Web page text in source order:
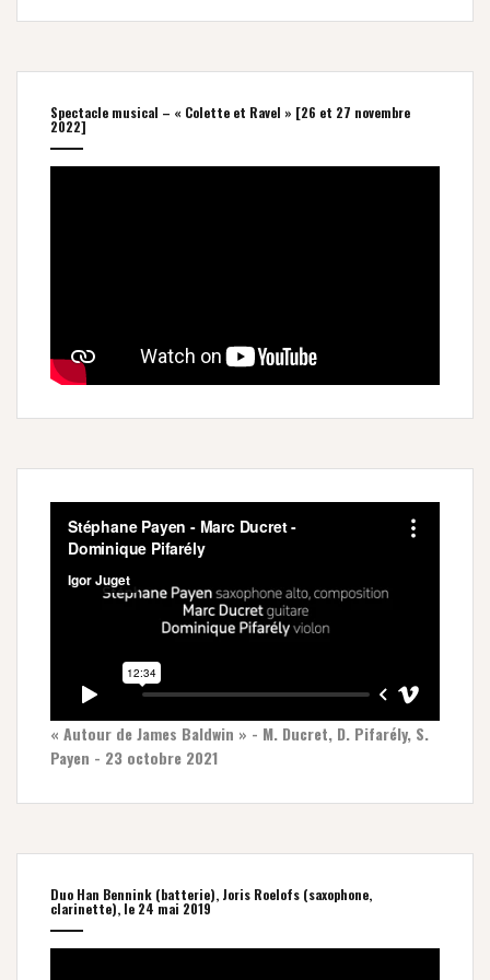
Spectacle musical – « Colette et Ravel » [26 et 27 novembre
2022]
« Autour de James Baldwin » - M. Ducret, D. Pifarély, S.
Payen - 23 octobre 2021
Duo Han Bennink (batterie), Joris Roelofs (saxophone,
clarinette), le 24 mai 2019